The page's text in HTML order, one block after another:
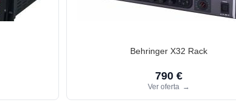
Behringer X32 Rack
790 €
Ver oferta →